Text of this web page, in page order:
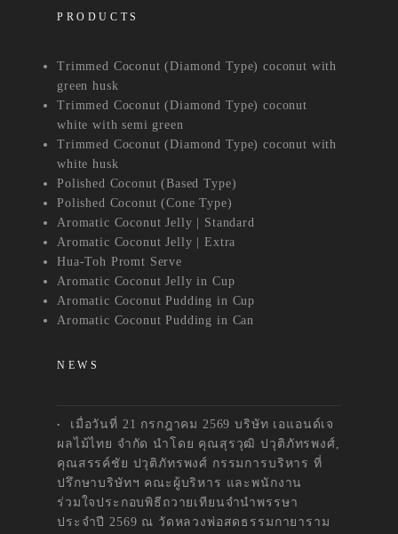
PRODUCTS
Trimmed Coconut (Diamond Type) coconut with
green husk
Trimmed Coconut (Diamond Type) coconut
white with semi green
Trimmed Coconut (Diamond Type) coconut with
white husk
Polished Coconut (Based Type)
Polished Coconut (Cone Type)
Aromatic Coconut Jelly | Standard
Aromatic Coconut Jelly | Extra
Hua-Toh Promt Serve
Aromatic Coconut Jelly in Cup
Aromatic Coconut Pudding in Cup
Aromatic Coconut Pudding in Can
NEWS
เมื่อวันที่ 21 กรกฎาคม 2569 บริษัท เอแอนด์เจ
ผลไม้ไทย จำกัด นำโดย คุณสุรวุฒิ ปวุติภัทรพงศ์,
คุณสรรค์ชัย ปวุติภัทรพงศ์ กรรมการบริหาร ที่
ปรึกษาบริษัทฯ คณะผู้บริหาร และพนักงาน
ร่วมใจประกอบพิธีถวายเทียนจำนำพรรษา
ประจำปี 2569 ณ วัดหลวงพ่อสดธรรมกายาราม